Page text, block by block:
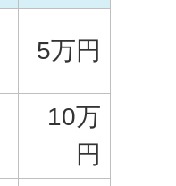
5万円
10万
円